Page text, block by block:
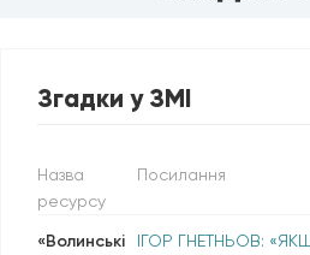
Згадки у ЗМІ
Назва
ресурсу
Посилання
«Волинські
ІГОР ГНЕТНЬОВ: